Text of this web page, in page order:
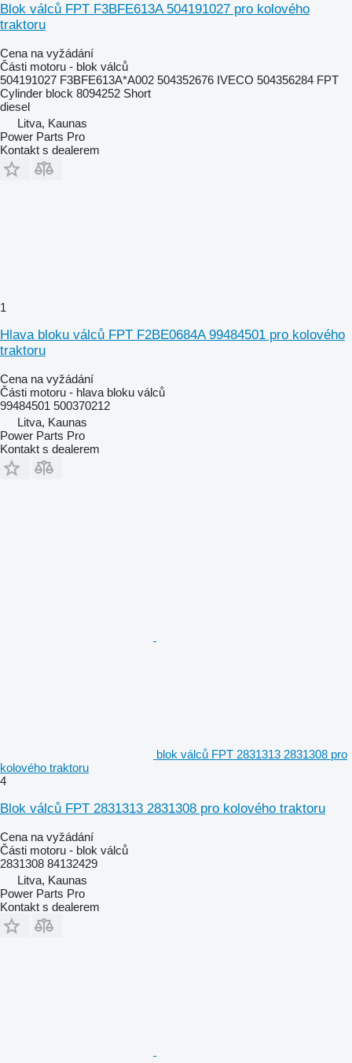
Blok válců FPT F3BFE613A 504191027 pro kolového
traktoru
Cena na vyžádání
Části motoru - blok válců
504191027 F3BFE613A*A002 504352676 IVECO 504356284 FPT
Cylinder block 8094252 Short
diesel
Litva, Kaunas
Power Parts Pro
Kontakt s dealerem
1
Hlava bloku válců FPT F2BE0684A 99484501 pro kolového
traktoru
Cena na vyžádání
Části motoru - hlava bloku válců
99484501 500370212
Litva, Kaunas
Power Parts Pro
Kontakt s dealerem
blok válců FPT 2831313 2831308 pro
kolového traktoru
4
Blok válců FPT 2831313 2831308 pro kolového traktoru
Cena na vyžádání
Části motoru - blok válců
2831308 84132429
Litva, Kaunas
Power Parts Pro
Kontakt s dealerem